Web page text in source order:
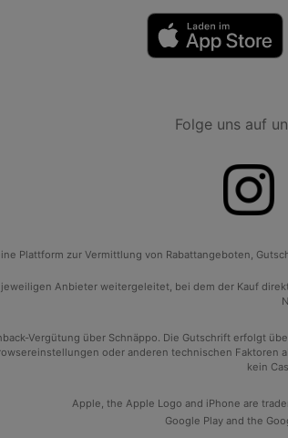
Folge uns auf
Plattform zur Vermittlung von Rabattangeboten,
Anbieter weitergeleitet, bei dem der Kauf
Vergütung über Schnäppo. Die Gutschrift erfolgt
oder anderen technischen
kein
Apple, the Apple Logo and iPhone are
Google Play and the